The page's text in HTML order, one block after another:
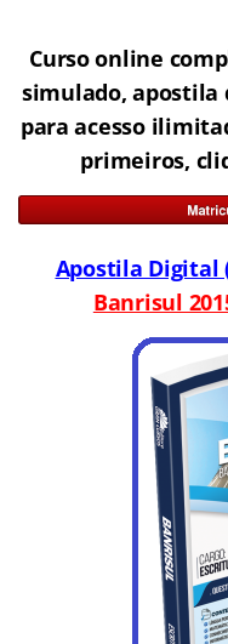
Curso online
simulado, apostila
para acesso
primeiros,
Apostila Digital
Banrisul